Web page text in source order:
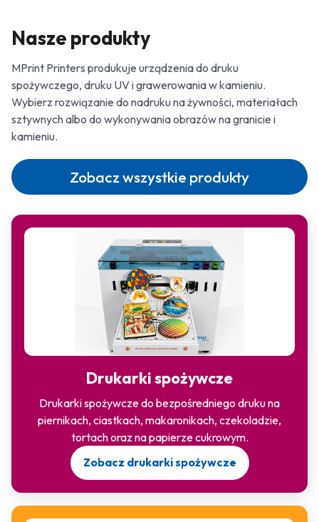
Nasze produkty
MPrint Printers produkuje urządzenia do druku
spożywczego, druku UV i grawerowania w kamieniu.
Wybierz rozwiązanie do nadruku na żywności, materiałach
sztywnych albo do wykonywania obrazów na granicie i
kamieniu.
Zobacz wszystkie produkty
Drukarki spożywcze
Drukarki spożywcze do bezpośredniego druku na
piernikach, ciastkach, makaronikach, czekoladzie,
tortach oraz na papierze cukrowym.
Zobacz drukarki spożywcze